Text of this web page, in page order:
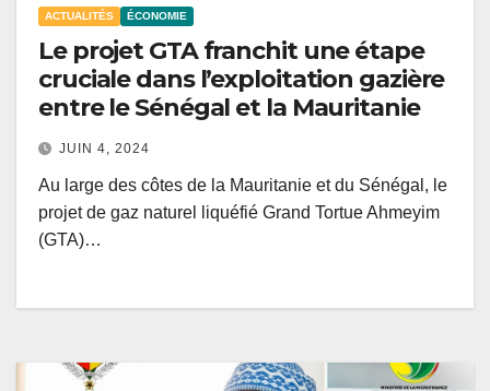
ACTUALITÉS ÉCONOMIE
Le projet GTA franchit une étape
cruciale dans l’exploitation gazière
entre le Sénégal et la Mauritanie
JUIN 4, 2024
Au large des côtes de la Mauritanie et du Sénégal, le
projet de gaz naturel liquéfié Grand Tortue Ahmeyim
(GTA)…